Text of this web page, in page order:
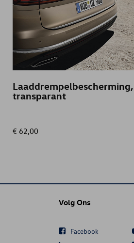
Laaddrempelbescherming,
transparant
€ 62,00
Volg Ons
Facebook